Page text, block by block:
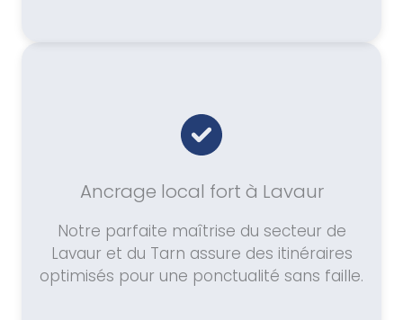
Ancrage local fort à Lavaur
Notre parfaite maîtrise du secteur de
Lavaur et du Tarn assure des itinéraires
optimisés pour une ponctualité sans faille.